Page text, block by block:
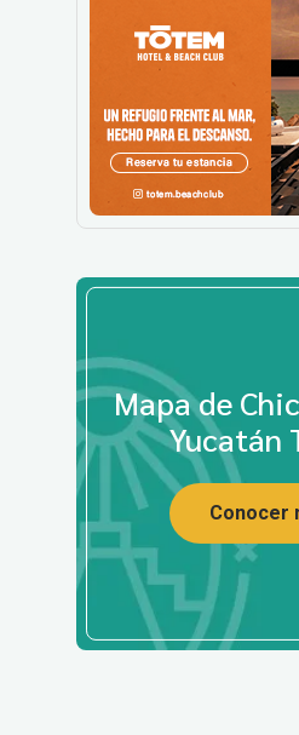
Mapa de
Yucatán
Conocer